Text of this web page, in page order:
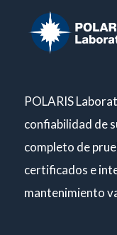
POLARIS
confiabilidad de
completo de
certificados e
mantenimiento